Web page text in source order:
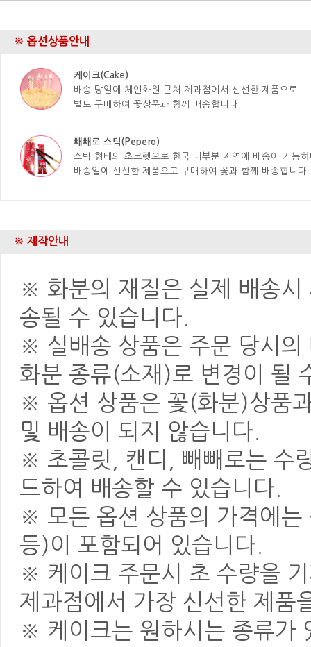
※ 옵션상품안내
케이크(Cake)
배송 당일에 체인화원 근처 제과점에서 신선한 제품으로
별도 구매하여 꽃상품과 함께 배송합니다.
빼빼로 스틱(Pepero)
스틱 형태의 초코렛으로 한국 대부분 지역에 배송이 가능
배송일에 신선한 제품으로 구매하여 꽃과 함께 배송합니다.
※ 제작안내
※ 화분의 재질은 실제 배송시
송될 수 있습니다.
※ 실배송 상품은 주문 당시의
화분 종류(소재)로 변경이 될
※ 옵션 상품은 꽃(화분)상품
및 배송이 되지 않습니다.
※ 초콜릿, 캔디, 빼빼로는 수
드하여 배송할 수 있습니다.
※ 모든 옵션 상품의 가격에는
등)이 포함되어 있습니다.
※ 케이크 주문시 초 수량을
제과점에서 가장 신선한 제품
※ 케이크는 원하시는 종류가